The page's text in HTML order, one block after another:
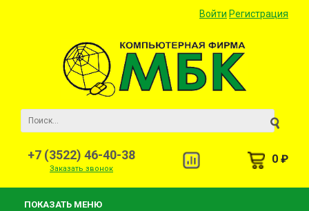
Войти Регистрация
+7 (3522) 46-40-38
Заказать звонок
0 ₽
ПОКАЗАТЬ МЕНЮ